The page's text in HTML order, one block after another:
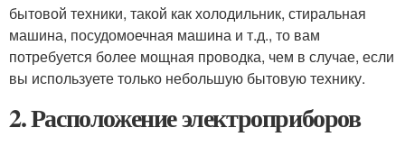
бытовой техники, такой как холодильник, стиральная
машина, посудомоечная машина и т.д., то вам
потребуется более мощная проводка, чем в случае, если
вы используете только небольшую бытовую технику.
2. Расположение электроприборов